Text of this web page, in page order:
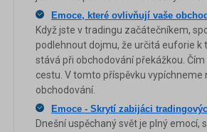
Emoce, které ovlivňují vaše
Když jste v tradingu začátečníkem,
podlehnout dojmu, že určitá euforie k
stává při obchodování překážkou.
cestu. V tomto příspěvku
obchodování.
Emoce - Skrytí zabijáci
Dnešní uspěchaný svět je plný